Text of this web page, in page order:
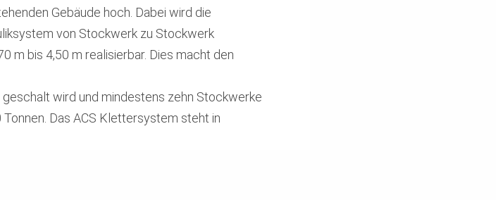
Gebäude hoch. Dabei wird die
von Stockwerk zu Stockwerk
m bis 4,50 m realisierbar. Dies macht den
wird und mindestens zehn Stockwerke
Das ACS Klettersystem steht in